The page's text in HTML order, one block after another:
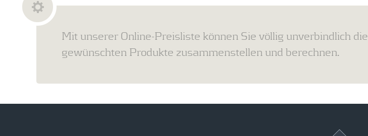
Mit unserer Online-Preisliste können Sie völlig unverbindlich die
gewünschten Produkte zusammenstellen und berechnen.